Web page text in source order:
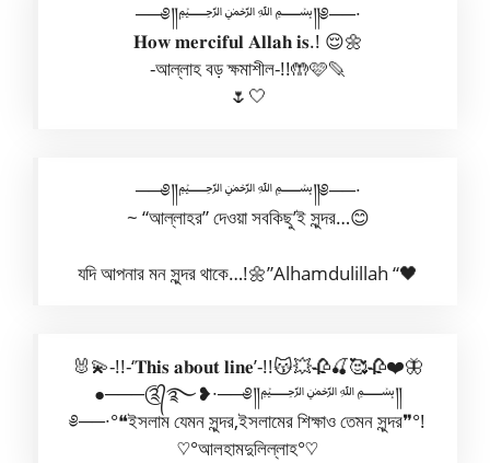
──༅༎﷽༎༅──∙
𝐇𝐨𝐰 𝐦𝐞𝐫𝐜𝐢𝐟𝐮𝐥 𝐀𝐥𝐥𝐚𝐡 𝐢𝐬.! 😌🌼
-আল্লাহ বড় ক্ষমাশীল-!!🤲🩷🪶
🌷🤍
──༅༎﷽༎༅──∙
~ “আল্লাহর” দেওয়া সবকিছু’ই সুন্দর…😊
যদি আপনার মন সুন্দর থাকে…!🌼”Alhamdulillah “🖤
🐰💫-!!-‘𝐓𝐡𝐢𝐬 𝐚𝐛𝐨𝐮𝐭 𝐥𝐢𝐧𝐞’-!!😽💥🥀🍒🥰🥀❤️🦋
●───༊᭄࿐❥∙──༅༎﷽༎
༅──∙°❝ইসলাম যেমন সুন্দর,ইসলামের শিক্ষাও তেমন সুন্দর❞°!
♡︎°আলহামদুলিল্লাহ°♡︎